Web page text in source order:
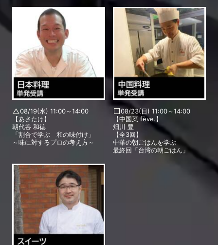
08/19(水) 11:00～14:00
【あさたけ】
朝代谷 和徳
「割合で学ぶ 和の味付け」
～味に対するプロの考え方～
08/23(日) 11:00～14:00
【中国菜 fève.】
畑川 豊
【全3回】
中華の朝ごはんを学ぶ
最終回「台湾の朝ごはん」